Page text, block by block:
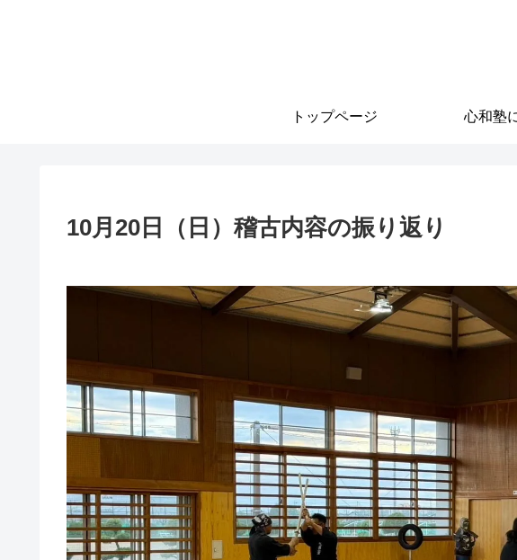
トップページ 心和塾
10月20日（日）稽古内容の振り返り